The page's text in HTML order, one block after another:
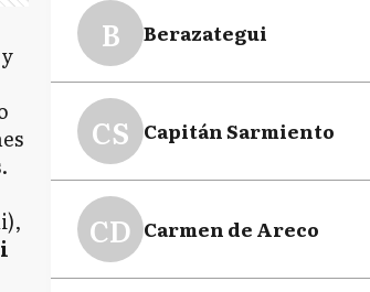
Pablo Javier Zurro
B Berazategui
CS Capitán Sarmiento
CD Carmen de Areco